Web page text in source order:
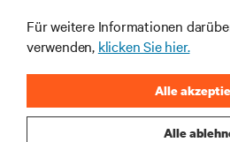
JETZT
Für weitere Informationen
verwenden, klicken Sie hier.
Alle
Alle